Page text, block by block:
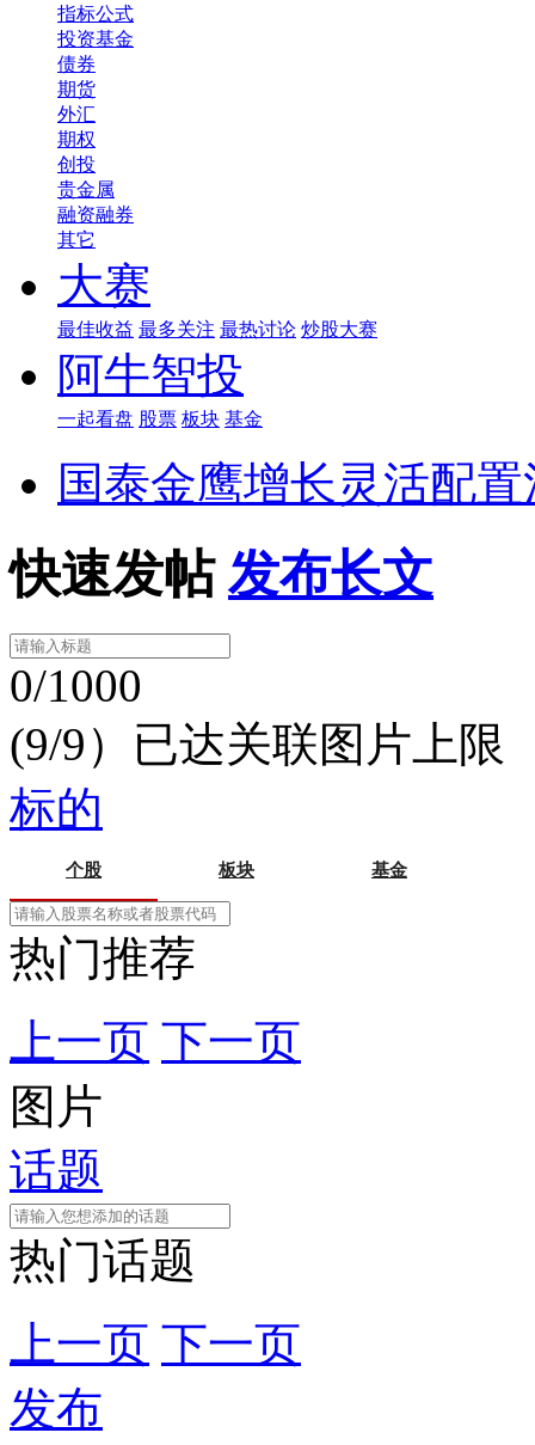
指标公式
投资基金
债券
期货
外汇
期权
创投
贵金属
融资融券
其它
大赛
最佳收益 最多关注 最热讨论 炒股大赛
阿牛智投
一起看盘 股票 板块 基金
国泰金鹰增长灵活配
快速发帖 发布长文
0/1000
(9/9）已达关联图片上限
标的
个股 板块 基金
热门推荐
上一页 下一页
图片
话题
热门话题
上一页 下一页
发布